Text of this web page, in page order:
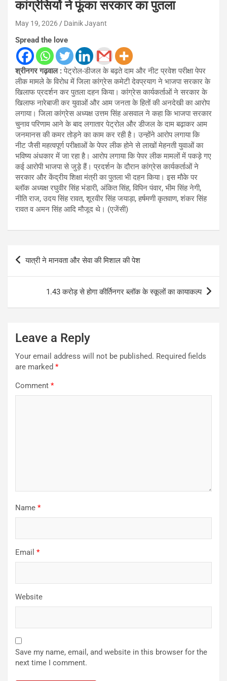
कांग्रेसियों ने फूंका सरकार का पुतला
May 19, 2026 Dainik Jayant
Spread the love
श्रीनगर गढ़वाल :पेट्रोल-डीजल के बढ़ते दाम और नीट प्रवेश परीक्षा पेपर
लीक मामले के विरोध में जिला कांग्रेस कमेटी देवप्रयाग ने भाजपा सरकार के
खिलाफ प्रदर्शन कर पुतला दहन किया। कांग्रेस कार्यकर्ताओं ने सरकार के
खिलाफ नारेबाजी कर युवाओं और आम जनता के हितों की अनदेखी का आरोप
लगाया। जिला कांग्रेस अध्यक्ष उत्तम सिंह असवाल ने कहा कि भाजपा सरकार
चुनाव परिणाम आने के बाद लगातार पेट्रोल और डीजल के दाम बढ़ाकर आम
जनमानस की कमर तोड़ने का काम कर रही है। उन्होंने आरोप लगाया कि
नीट जैसी महत्वपूर्ण परीक्षाओं के पेपर लीक होने से लाखों मेहनती युवाओं का
भविष्य अंधकार में जा रहा है। आरोप लगाया कि पेपर लीक मामलों में पकड़े गए
कई आरोपी भाजपा से जुड़े हैं। प्रदर्शन के दौरान कांग्रेस कार्यकर्ताओं ने
सरकार और केंद्रीय शिक्षा मंत्री का पुतला भी दहन किया। इस मौके पर
ब्लॉक अध्यक्ष रघुवीर सिंह भंडारी, अंकित सिंह, विपिन पंवार, भीम सिंह नेगी,
नीति राज, उदय सिंह रावत, शूरवीर सिंह जयाड़ा, हर्षमणी कृतवाण, शंकर सिंह
रावत व अमन सिंह आदि मौजूद थे। (एजेंसी)
Post
navigation
यात्री ने मानवता और सेवा की मिशाल की पेश
1.43 करोड़ से होगा कीर्तिनगर ब्लॉक के स्कूलों का कायाकल्प
Leave a Reply
Your email address will not be published. Required fields
are marked *
Comment *
Name *
Email *
Website
Save my name, email, and website in this browser for the
next time I comment.